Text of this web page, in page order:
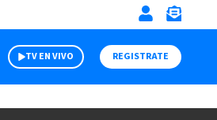
TV EN VIVO REGISTRATE